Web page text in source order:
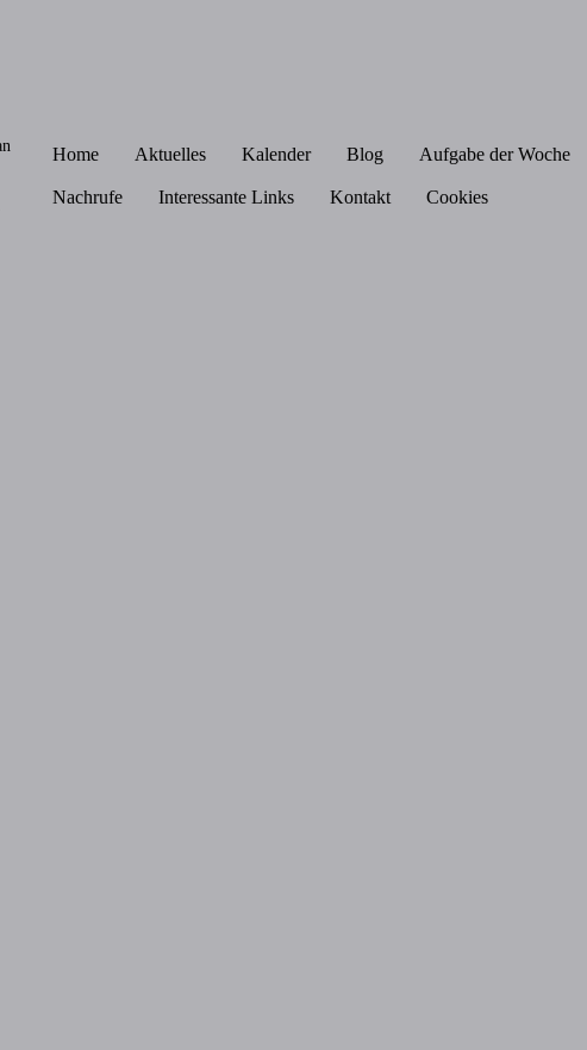
Home Aktuelles Kalender Blog Aufgabe der Woche
Nachrufe Interessante Links Kontakt Cookies